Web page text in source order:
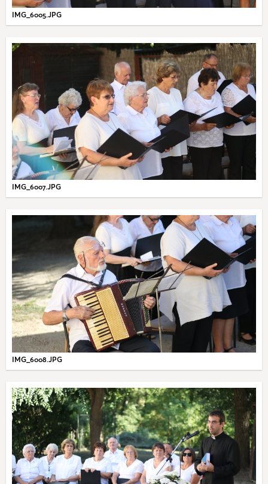
IMG_6005.JPG
IMG_6007.JPG
IMG_6008.JPG